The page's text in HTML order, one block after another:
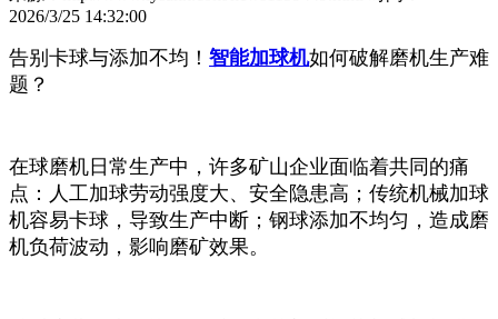
2026/3/25 14:32:00
告别卡球与添加不均！ 智能加球机如何破解磨机生产难
题？
在球磨机日常生产中，许多矿山企业面临着共同的痛
点：人工加球劳动强度大、安全隐患高；传统机械加球
机容易卡球，导致生产中断；钢球添加不均匀，造成磨
机负荷波动，影响磨矿效果。